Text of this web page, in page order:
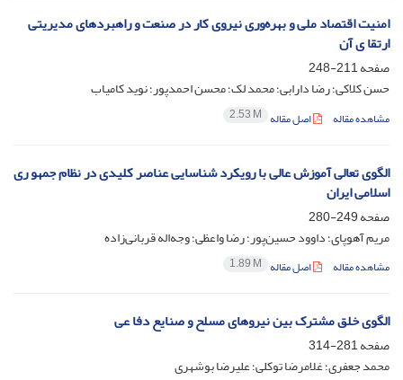
امنیت اقتصاد ملی و بهره‌وری نیروی کار در صنعت و راهبردهای مدیریتی
ارتقا ی آن
صفحه211-248
حسن کلاکی؛ رضا دارابی؛ محمد لک؛ محسن احمدپور؛ نوید کامیاب
مشاهده مقاله اصل مقاله 2.53 M
الگوی تعالی آموزش عالی با رویکرد شناسایی عناصر کلیدی در نظام جمهو ری
اسلامی ‌ایران
صفحه249-280
مریم آهوپای؛ داوود حسین‌پور؛ رضا واعظی؛ وجه‌اله قربانی‌زاده
مشاهده مقاله اصل مقاله 1.89 M
الگوی خلق مشترک بین نیروهای مسلح و صنایع دفا عی
صفحه281-314
محمد جعفری؛ غلامرضا توکلی؛ علیرضا بوشهری